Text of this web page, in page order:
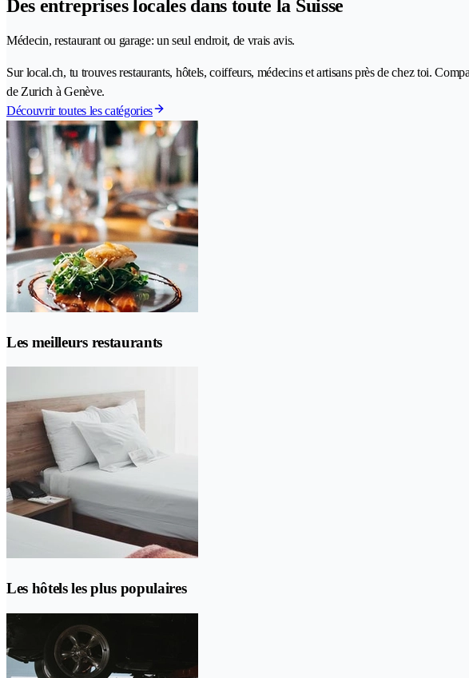
Des entreprises locales dans toute la Suisse
Médecin, restaurant ou garage: un seul endroit, de vrais avis.
Sur local.ch, tu trouves restaurants, hôtels, coiffeurs, médecins et artisans près de chez toi.
de Zurich à Genève.
Découvrir toutes les catégories
Les meilleurs restaurants
Les hôtels les plus populaires